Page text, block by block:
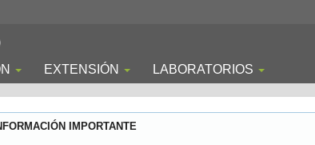
EXTENSIÓN LABORATORIOS
IMPORTANTE